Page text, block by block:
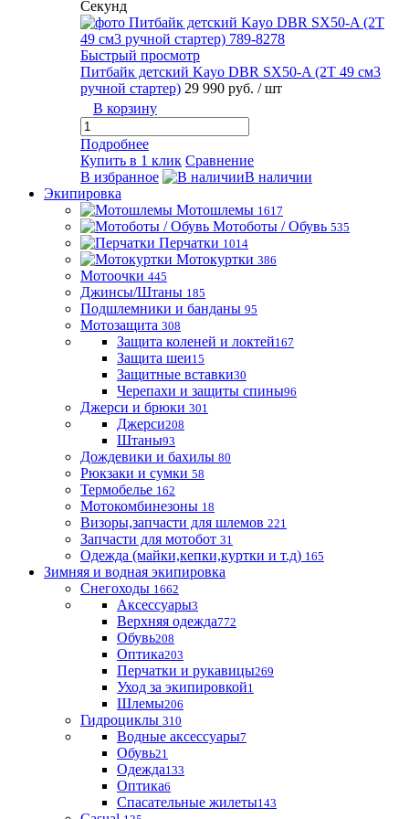
Секунд
Быстрый просмотр
Питбайк детский Kayo DBR SX50-A (2T 49 см3
ручной стартер) 29 990 руб. / шт
В корзину
Подробнее
Купить в 1 клик Сравнение
В избранное
В наличии
Экипировка
Мотошлемы 1617
Мотоботы / Обувь 535
Перчатки 1014
Мотокуртки 386
Мотоочки 445
Джинсы/Штаны 185
Подшлемники и банданы 95
Мотозащита 308
Защита коленей и локтей167
Защита шеи15
Защитные вставки30
Черепахи и защиты спины96
Джерси и брюки 301
Джерси208
Штаны93
Дождевики и бахилы 80
Рюкзаки и сумки 58
Термобелье 162
Мотокомбинезоны 18
Визоры,запчасти для шлемов 221
Запчасти для мотобот 31
Одежда (майки,кепки,куртки и т.д) 165
Зимняя и водная экипировка
Снегоходы 1662
Аксессуары3
Верхняя одежда772
Обувь208
Оптика203
Перчатки и рукавицы269
Уход за экипировкой1
Шлемы206
Гидроциклы 310
Водные аксессуары7
Обувь21
Одежда133
Оптика6
Спасательные жилеты143